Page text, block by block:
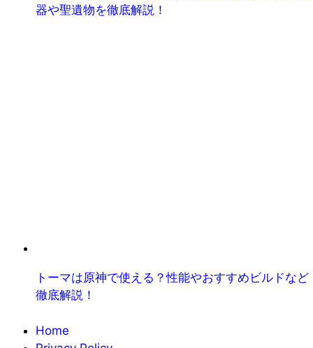
器や聖遺物を徹底解説！
トーマは原神で使える？性能やおすすめビルドなど
徹底解説！
Home